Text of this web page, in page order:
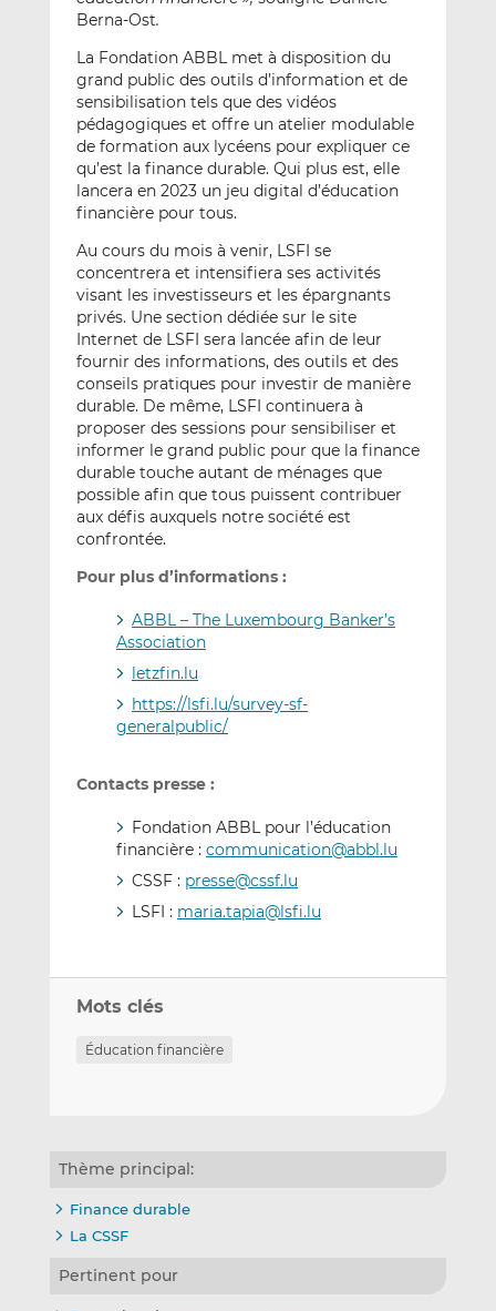
Berna-Ost.
La Fondation ABBL met à disposition du
grand public des outils d’information et de
sensibilisation tels que des vidéos
pédagogiques et offre un atelier modulable
de formation aux lycéens pour expliquer ce
qu’est la finance durable. Qui plus est, elle
lancera en 2023 un jeu digital d’éducation
financière pour tous.
Au cours du mois à venir, LSFI se
concentrera et intensifiera ses activités
visant les investisseurs et les épargnants
privés. Une section dédiée sur le site
Internet de LSFI sera lancée afin de leur
fournir des informations, des outils et des
conseils pratiques pour investir de manière
durable. De même, LSFI continuera à
proposer des sessions pour sensibiliser et
informer le grand public pour que la finance
durable touche autant de ménages que
possible afin que tous puissent contribuer
aux défis auxquels notre société est
confrontée.
Pour plus d’informations :
ABBL – The Luxembourg Banker’s
Association
letzfin.lu
https://lsfi.lu/survey-sf-
generalpublic/
Contacts presse :
Fondation ABBL pour l’éducation
financière : communication@abbl.lu
CSSF : presse@cssf.lu
LSFI : maria.tapia@lsfi.lu
Mots clés
Éducation financière
Thème principal:
Finance durable
La CSSF
Pertinent pour